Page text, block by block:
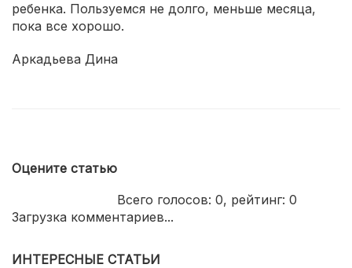
ребенка. Пользуемся не долго, меньше месяца,
пока все хорошо.
Аркадьева Дина
Оцените статью
Всего голосов: 0, рейтинг: 0
Загрузка комментариев...
ИНТЕРЕСНЫЕ СТАТЬИ